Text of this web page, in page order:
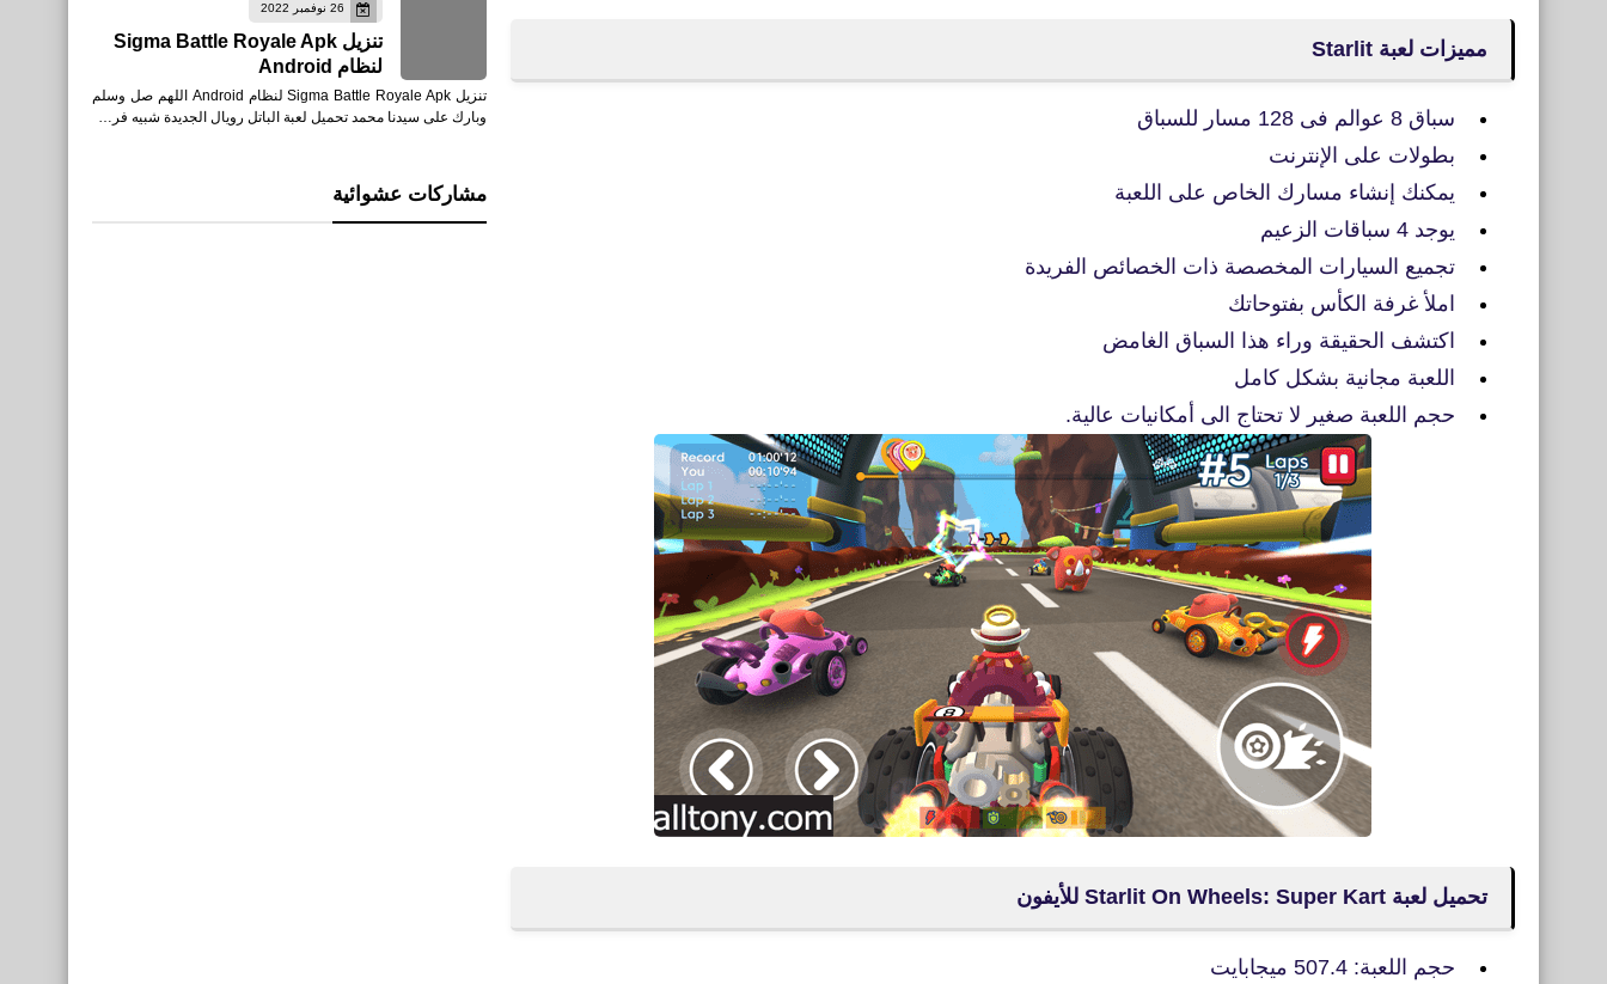
مميزات لعبة Starlit
سباق 8 عوالم فى 128 مسار للسباق
بطولات على الإنترنت
يمكنك إنشاء مسارك الخاص على اللعبة
يوجد 4 سباقات الزعيم
تجميع السيارات المخصصة ذات الخصائص الفريدة
املأ غرفة الكأس بفتوحاتك
اكتشف الحقيقة وراء هذا السباق الغامض
اللعبة مجانية بشكل كامل
حجم اللعبة صغير لا تحتاج الى أمكانيات عالية.
تحميل لعبة Starlit On Wheels: Super Kart‏ للأيفون
حجم اللعبة: 507.4 ميجابايت
26 نوفمبر 2022
تنزيل Sigma Battle Royale Apk
لنظام Android
تنزيل Sigma Battle Royale Apk لنظام Android اللهم صل وسلم
وبارك على سيدنا محمد تحميل لعبة الباتل رويال الجديدة شبيه فر…
مشاركات عشوائية